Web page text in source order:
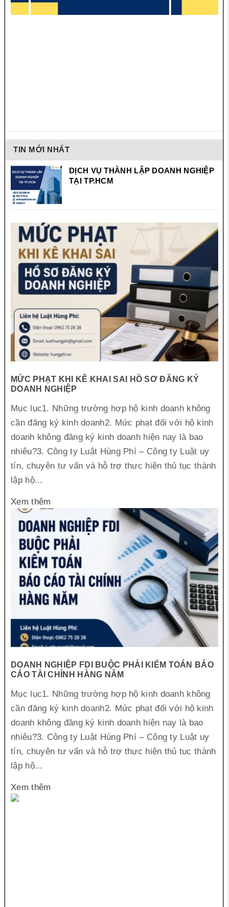
TIN MỚI NHẤT
DỊCH VỤ THÀNH LẬP DOANH NGHIỆP
TẠI TP.HCM
MỨC PHẠT KHI KÊ KHAI SAI HỒ SƠ ĐĂNG KÝ
DOANH NGHIỆP
Mục lục1. Những trường hợp hộ kinh doanh không
cần đăng ký kinh doanh2. Mức phạt đối với hộ kinh
doanh không đăng ký kinh doanh hiện nay là bao
nhiêu?3. Công ty Luật Hùng Phí – Công ty Luật uy
tín, chuyên tư vấn và hỗ trợ thực hiện thủ tục thành
lập hộ...
Xem thêm
DOANH NGHIỆP FDI BUỘC PHẢI KIỂM TOÁN BÁO
CÁO TÀI CHÍNH HÀNG NĂM
Mục lục1. Những trường hợp hộ kinh doanh không
cần đăng ký kinh doanh2. Mức phạt đối với hộ kinh
doanh không đăng ký kinh doanh hiện nay là bao
nhiêu?3. Công ty Luật Hùng Phí – Công ty Luật uy
tín, chuyên tư vấn và hỗ trợ thực hiện thủ tục thành
lập hộ...
Xem thêm